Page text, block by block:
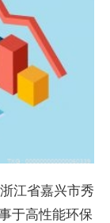
江省嘉兴市秀
于高性能环保